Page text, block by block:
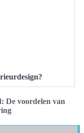
De voordelen van